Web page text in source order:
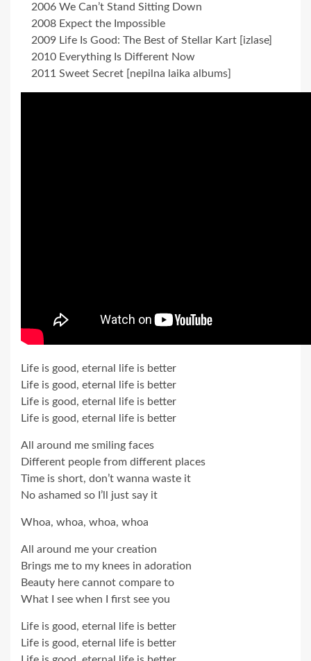
2006 We Can’t Stand Sitting Down
2008 Expect the Impossible
2009 Life Is Good: The Best of Stellar Kart [izlase]
2010 Everything Is Different Now
2011 Sweet Secret [nepilna laika albums]
Life is good, eternal life is better
Life is good, eternal life is better
Life is good, eternal life is better
Life is good, eternal life is better
All around me smiling faces
Different people from different places
Time is short, don’t wanna waste it
No ashamed so I’ll just say it
Whoa, whoa, whoa, whoa
All around me your creation
Brings me to my knees in adoration
Beauty here cannot compare to
What I see when I first see you
Life is good, eternal life is better
Life is good, eternal life is better